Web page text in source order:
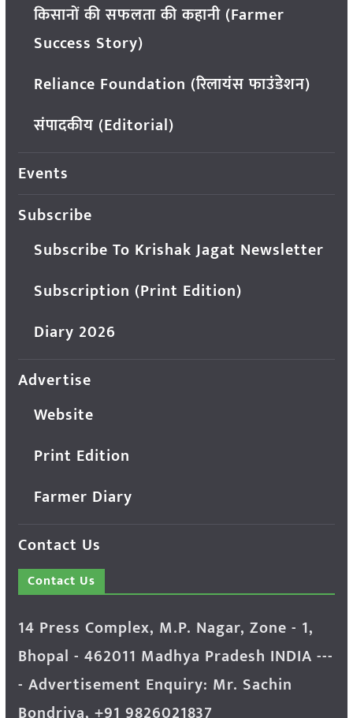
किसानों की सफलता की कहानी (Farmer
Success Story)
Reliance Foundation (रिलायंस फाउंडेशन)
संपादकीय (Editorial)
Events
Subscribe
Subscribe To Krishak Jagat Newsletter
Subscription (Print Edition)
Diary 2026
Advertise
Website
Print Edition
Farmer Diary
Contact Us
Contact Us
14 Press Complex, M.P. Nagar, Zone - 1,
Bhopal - 462011 Madhya Pradesh INDIA ---
- Advertisement Enquiry: Mr. Sachin